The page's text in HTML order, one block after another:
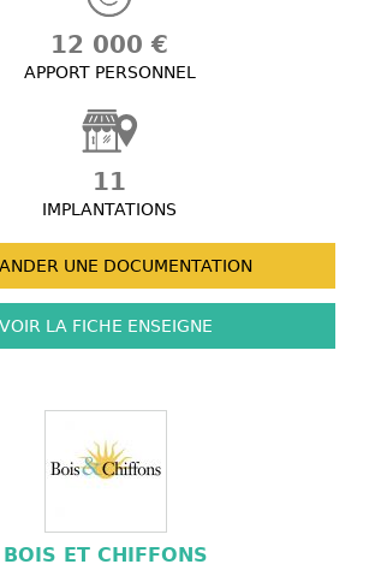
12 000 €
APPORT PERSONNEL
11
IMPLANTATIONS
UNE DOCUMENTATION
VOIR LA FICHE ENSEIGNE
BOIS ET CHIFFONS